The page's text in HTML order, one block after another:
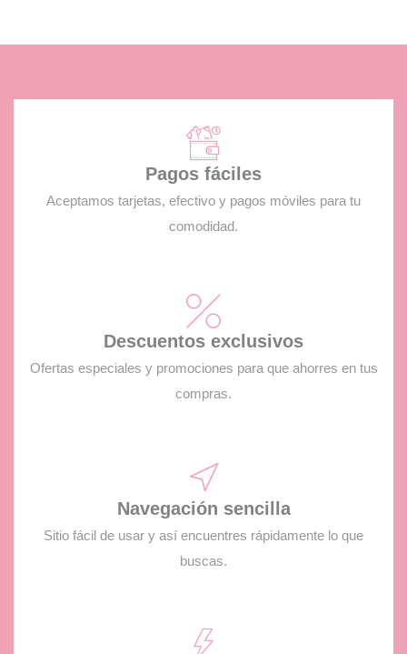
Pagos fáciles
Aceptamos tarjetas, efectivo y pagos móviles para tu
comodidad.
Descuentos exclusivos
Ofertas especiales y promociones para que ahorres en tus
compras.
Navegación sencilla
Sitio fácil de usar y así encuentres rápidamente lo que
buscas.